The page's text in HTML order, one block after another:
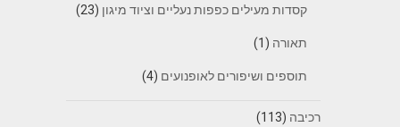
קסדות מעילים כפפות נעליים וציוד מיגון (23)
תאורה (1)
תוספים ושיפורים לאופנועים (4)
רכיבה (113)